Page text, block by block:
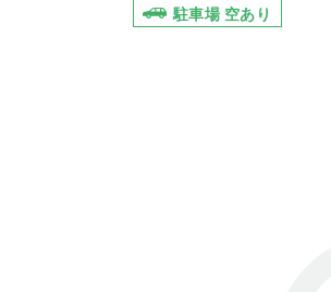
駐車場 空あり